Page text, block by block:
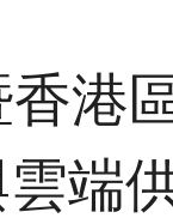
區
端